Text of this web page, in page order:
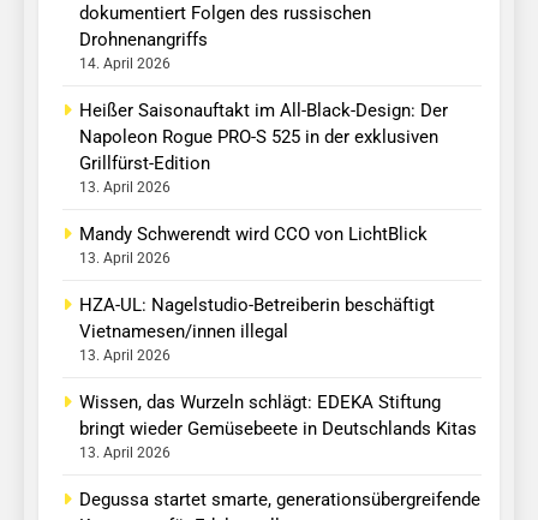
dokumentiert Folgen des russischen
Drohnenangriffs
14. April 2026
Heißer Saisonauftakt im All-Black-Design: Der
Napoleon Rogue PRO-S 525 in der exklusiven
Grillfürst-Edition
13. April 2026
Mandy Schwerendt wird CCO von LichtBlick
13. April 2026
HZA-UL: Nagelstudio-Betreiberin beschäftigt
Vietnamesen/innen illegal
13. April 2026
Wissen, das Wurzeln schlägt: EDEKA Stiftung
bringt wieder Gemüsebeete in Deutschlands Kitas
13. April 2026
Degussa startet smarte, generationsübergreifende